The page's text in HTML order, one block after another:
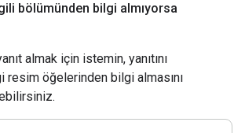
bölümünden bilgi almıyorsa
almak için istemin, yanıtını
resim öğelerinden bilgi almasını